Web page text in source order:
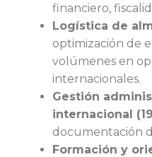
financiero,
Logística de
optimización de
volúmenes en
internacionales.
Gestión
internacional
documentación
Formación y